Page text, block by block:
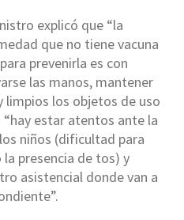
explicó que “la
que no tiene vacuna
prevenirla es con
las manos, mantener
los objetos de uso
estar atentos ante la
niños (dificultad para
presencia de tos) y
asistencial donde van a